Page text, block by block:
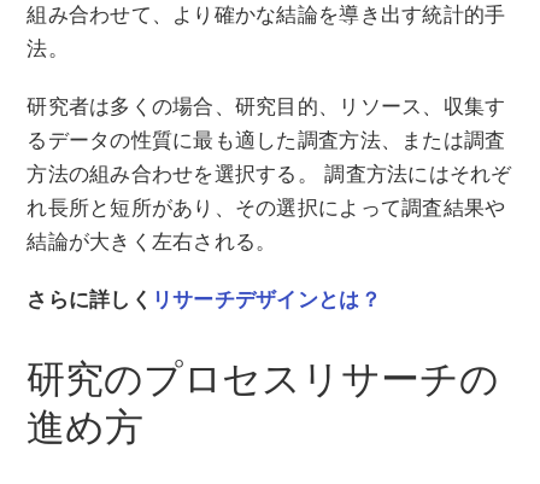
組み合わせて、より確かな結論を導き出す統計的手
法。
研究者は多くの場合、研究目的、リソース、収集す
るデータの性質に最も適した調査方法、または調査
方法の組み合わせを選択する。 調査方法にはそれぞ
れ長所と短所があり、その選択によって調査結果や
結論が大きく左右される。
さらに詳しく リサーチデザインとは？
研究のプロセスリサーチの
進め方